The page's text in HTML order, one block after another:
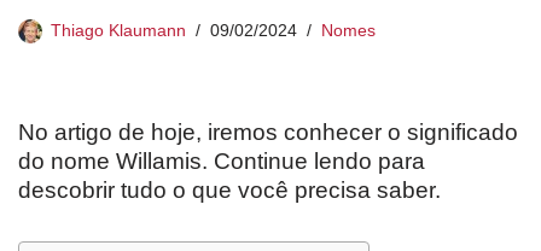
Thiago Klaumann 09/02/2024 Nomes
No artigo de hoje, iremos conhecer o significado
do nome Willamis. Continue lendo para
descobrir tudo o que você precisa saber.